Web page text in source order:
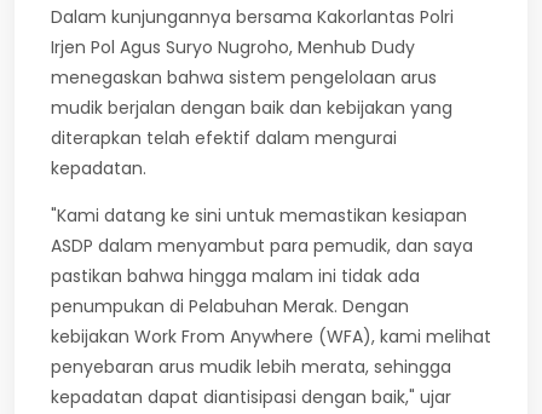
Dalam kunjungannya bersama Kakorlantas Polri
Irjen Pol Agus Suryo Nugroho, Menhub Dudy
menegaskan bahwa sistem pengelolaan arus
mudik berjalan dengan baik dan kebijakan yang
diterapkan telah efektif dalam mengurai
kepadatan.
"Kami datang ke sini untuk memastikan kesiapan
ASDP dalam menyambut para pemudik, dan saya
pastikan bahwa hingga malam ini tidak ada
penumpukan di Pelabuhan Merak. Dengan
kebijakan Work From Anywhere (WFA), kami melihat
penyebaran arus mudik lebih merata, sehingga
kepadatan dapat diantisipasi dengan baik," ujar